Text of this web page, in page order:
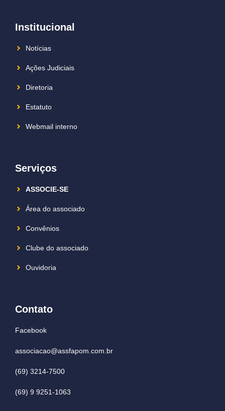
Institucional
Notícias
Ações Judiciais
Diretoria
Estatuto
Webmail interno
Serviços
ASSOCIE-SE
Área do associado
Convênios
Clube do associado
Ouvidoria
Contato
Facebook
associacao@assfapom.com.br
(69) 3214-7500
(69) 9 9251-1063